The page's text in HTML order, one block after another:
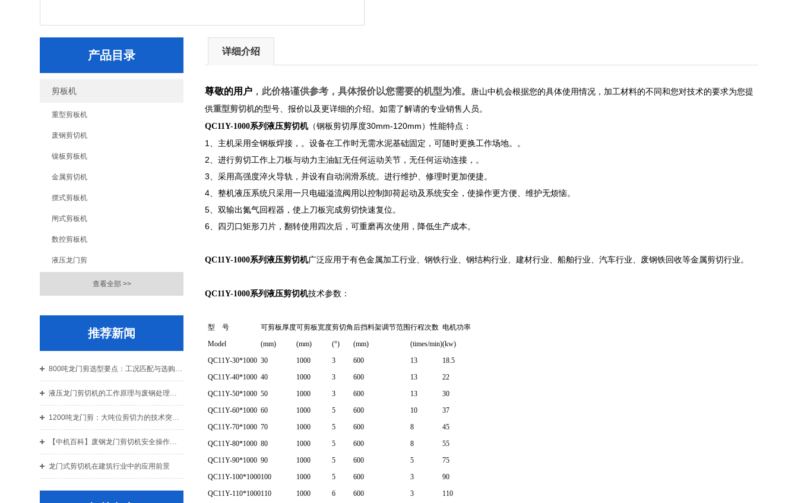
产品目录
剪板机
重型剪板机
废钢剪切机
镍板剪板机
金属剪切机
摆式剪板机
闸式剪板机
数控剪板机
液压龙门剪
查看全部 >>
推荐新闻
800吨龙门剪选型要点：工况匹配与选购指南
液压龙门剪切机的工作原理与废钢处理应用解析
1200吨龙门剪：大吨位剪切力的技术突破与结构设计解析
【中机百科】废钢龙门剪切机安全操作规程：老机手总结的10条铁律
龙门式剪切机在建筑行业中的应用前景
详细介绍
尊敬的用户 ， 此价格谨供参考，具体报价以您需要的机型为准。
唐山中机会根据您的具体使用情况，加工材料的不同和您对技术的要求为您提
供重型剪切机的型号、报价以及更详细的介绍。如需了解请的专业销售人员。
QC11Y-1000系列液压剪切机（钢板剪切厚度30mm-120mm）性能特点：
1、主机采用全钢板焊接，。设备在工作时无需水泥基础固定，可随时更换工作场地。。
2、进行剪切工作上刀板与动力主油缸无任何运动关节，无任何运动连接，。
3、采用高强度淬火导轨，并设有自动润滑系统。进行维护、修理时更加便捷。
4、整机液压系统只采用一只电磁溢流阀用以控制卸荷起动及系统安全，使操作更方便、维护无烦恼。
5、双输出氮气回程器，使上刀板完成剪切快速复位。
6、四刃口矩形刀片，翻转使用四次后，可重磨再次使用，降低生产成本。
QC11Y-1000系列液压剪切机广泛应用于有色金属加工行业、钢铁行业、钢结构行业、建材行业、船舶行业、汽车行业、废钢铁回收等金属剪切行业。
QC11Y-1000系列液压剪切机技术参数：
型 号 可剪板厚度可剪板宽度剪切角 后挡料架调节范围行程次数 电机功率
Model
(mm) (mm) (°) (mm) (times/min)(kw)
QC11Y-30*1000 30 1000 3 600 13
18.5
QC11Y-40*1000 40 1000 3 600 13
22
QC11Y-50*1000 50 1000 3 600 13
30
QC11Y-60*1000 60 1000 5 600 10
37
QC11Y-70*1000 70 1000 5 600 8
45
QC11Y-80*1000 80 1000 5 600 8
55
QC11Y-90*1000 90 1000 5 600 5
75
QC11Y-100*1000100 1000 5 600 3
90
QC11Y-110*1000110 1000 6 600 3
110